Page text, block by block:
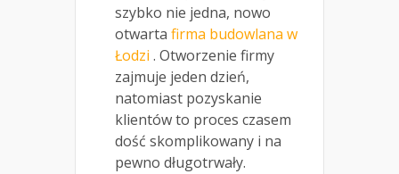
szybko nie jedna, nowo
otwarta firma budowlana w
Łodzi . Otworzenie firmy
zajmuje jeden dzień,
natomiast pozyskanie
klientów to proces czasem
dość skomplikowany i na
pewno długotrwały.